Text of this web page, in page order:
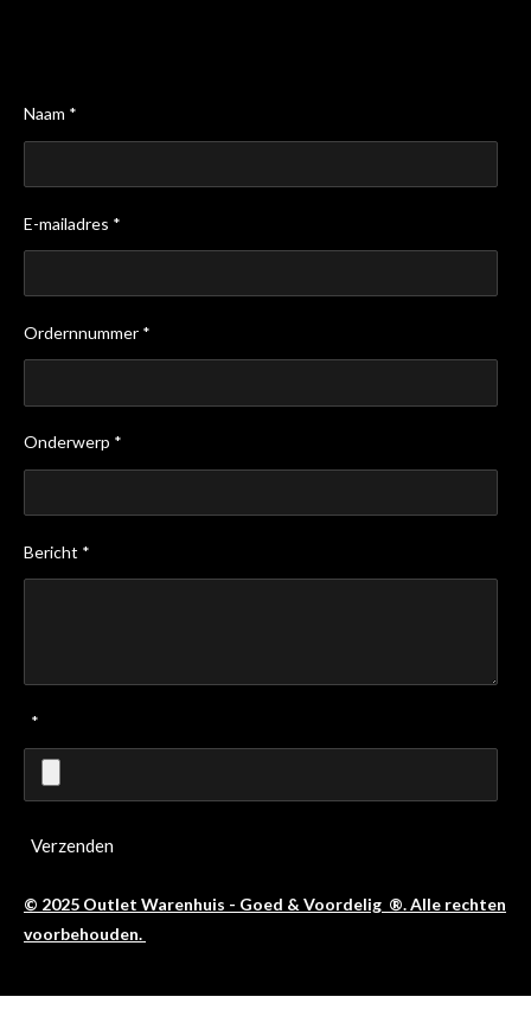
Naam *
E-mailadres *
Ordernnummer *
Onderwerp *
Bericht *
*
Verzenden
© 2025 Outlet Warenhuis - Goed & Voordelig ®. Alle rechten
voorbehouden.